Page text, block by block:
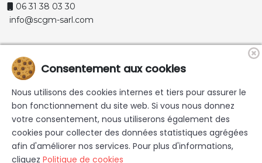
06 31 38 03 30
info@scgm-sarl.com
© 2026 Commercialisation de mortiers, bétons, gravier ,
sable et gravier décoratif | Optim Beton - Tous les droits sont
réservés. |Mentions légales
Consentement aux cookies
Nous utilisons des cookies internes et tiers pour assurer le
bon fonctionnement du site web. Si vous nous donnez
votre consentement, nous utiliserons également des
cookies pour collecter des données statistiques agrégées
afin d'améliorer nos services. Pour plus d'informations,
cliquez Politique de cookies